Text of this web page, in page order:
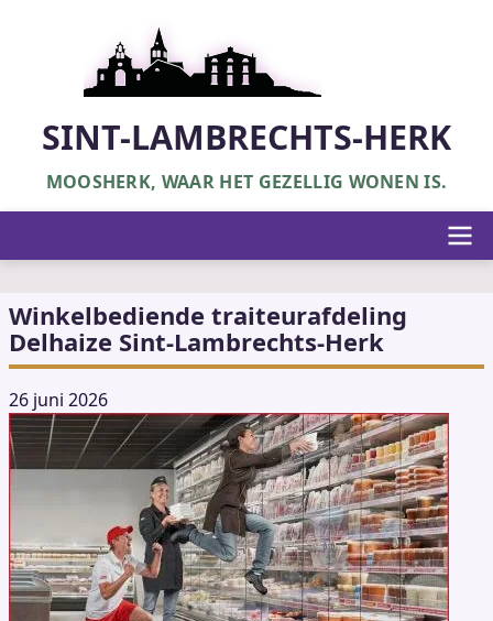
SINT-LAMBRECHTS-HERK
MOOSHERK, WAAR HET GEZELLIG WONEN IS.
Winkelbediende traiteurafdeling
Delhaize Sint-Lambrechts-Herk
26 juni 2026